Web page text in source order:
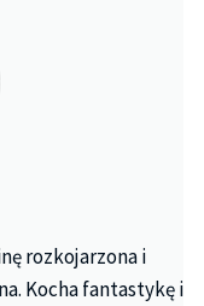
rozkojarzona i
Kocha fantastykę i